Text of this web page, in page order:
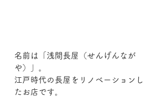
名前は「浅間長屋（せんげんなが
や）」。
江戸時代の長屋をリノベーションし
たお店です。